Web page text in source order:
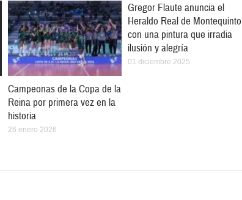
Campeonas de la Copa de la
Reina por primera vez en la
historia
26 enero 2026
Gregor Flaute anuncia el
Heraldo Real de Montequinto
con una pintura que irradia
ilusión y alegría
01 diciembre 2025